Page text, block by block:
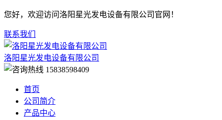
您好，欢迎访问洛阳星光发电设备有限公司官网！
联系我们
洛阳星光发电设备有限公司
15838598409
首页
公司简介
产品中心